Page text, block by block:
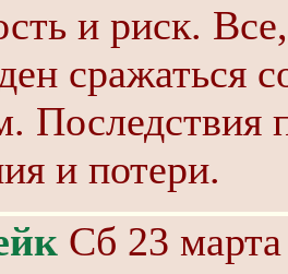
и риск.
сражаться
Последствия
и потери.
Сб 23